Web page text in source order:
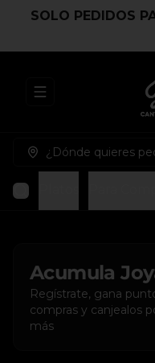
SOLO PEDIDOS
Abrir menu de
¿Dónde quieres
Acumula
Regístrate, gana
compras y canjealos
más